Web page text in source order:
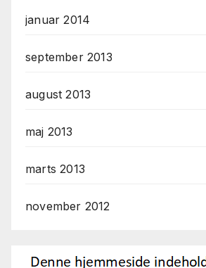
januar 2014
september 2013
august 2013
maj 2013
marts 2013
november 2012